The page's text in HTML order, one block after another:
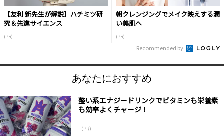
【友利 新先生が解説】ハチミツ研
究＆先進サイエンス
(PR)
朝クレンジングでメイク映えする潤
い美肌へ
(PR)
Recommended by
あなたにおすすめ
整い系エナジードリンクでビタミンも栄養素
も効率よくチャージ！
（PR）